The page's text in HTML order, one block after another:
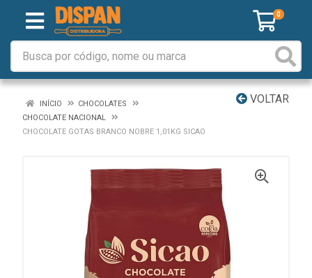
0
VOLTAR
INÍCIO
CHOCOLATES
CHOCOLATE NACIONAL
CHOCOLATE GOTAS BRANCO NOBRE 1,01KG SICAO